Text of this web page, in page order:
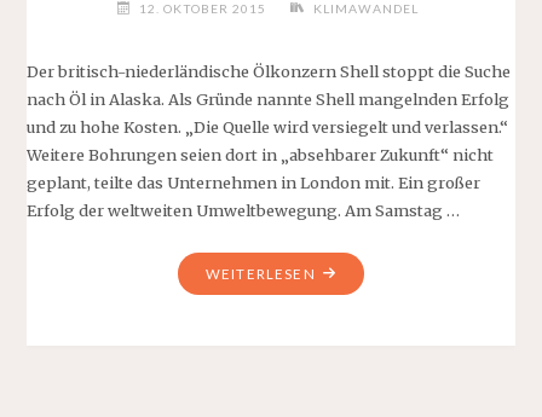
12. OKTOBER 2015 KLIMAWANDEL
Der britisch-niederländische Ölkonzern Shell stoppt die Suche
nach Öl in Alaska. Als Gründe nannte Shell mangelnden Erfolg
und zu hohe Kosten. „Die Quelle wird versiegelt und verlassen.“
Weitere Bohrungen seien dort in „absehbarer Zukunft“ nicht
geplant, teilte das Unternehmen in London mit. Ein großer
Erfolg der weltweiten Umweltbewegung. Am Samstag …
WEITERLESEN "HOFFNUNGSSCHIMMER"